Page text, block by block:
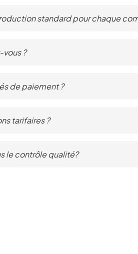
standard pour chaque
vous ?
de paiement ?
tarifaires ?
le contrôle qualité?